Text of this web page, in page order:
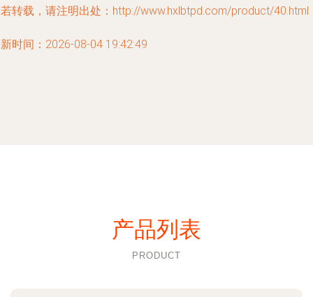
转载，请注明出处：http://www.hxlbtpd.com/product/40.html
时间：2026-08-04 19:42:49
产品列表
PRODUCT